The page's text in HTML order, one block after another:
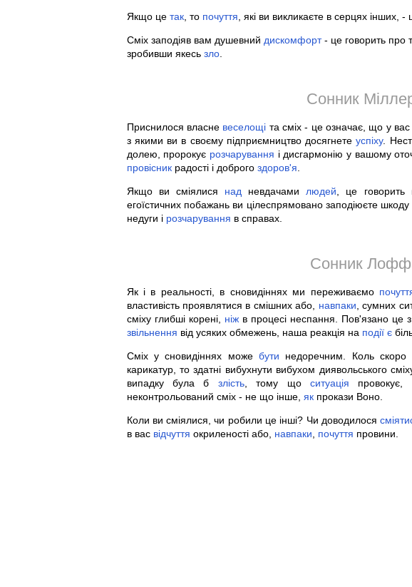
Якщо це так, то почуття , які ви викликаєте в серцях інших, -
Сміх заподіяв вам душевний дискомфорт- це говорить про
зробивши якесь зло.
Сонник
Приснилося власне веселощі та сміх - це означає, що у вас
з якими ви в своєму підприємництво досягнетеуспіху.
долею, пророкує розчарування і дисгармонію у вашому
провісникрадості і доброго здоров'я
Якщо ви сміялися над невдачами людей , це
егоїстичних побажань ви цілеспрямовано заподіюєте
недуги і розчарування в справах.
Сонник
Як і в реальності, в сновидіннях ми переживаємо
властивість проявлятися в смішних або, навпаки , сумних
сміху глибші корені, ніжв процесі неспання. Пов'язано це
звільнення від усяких обмежень, наша реакція на події є
Сміх у сновидіннях можебути недоречним. Коль скоро
карикатур, то здатні вибухнути вибухом диявольського
випадку була б злість, тому що ситуація
неконтрольований сміх - не що інше, якпрокази Воно.
Коли ви сміялися, чи робили це інші? Чи доводилося
в вас відчуття окриленості або, навпаки почуття провини.